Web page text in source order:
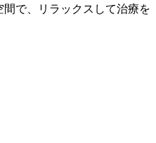
で、リラックスして治療を